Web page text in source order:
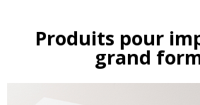
Produits pour
grand